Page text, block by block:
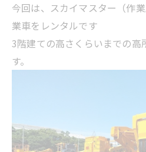
今回は、スカイマスター（作
業車をレンタルです
3階建ての高さくらいまでの高
す。